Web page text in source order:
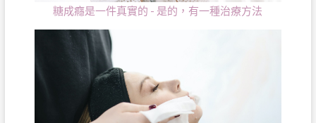
糖成癮是一件真實的 - 是的，有一種治療方法